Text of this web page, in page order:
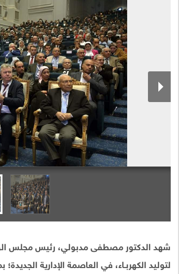
شهد الدكتور مصطفى مدبولي، رئيس مجلس
لتوليد الكهربـاء، في العاصمة الإدارية